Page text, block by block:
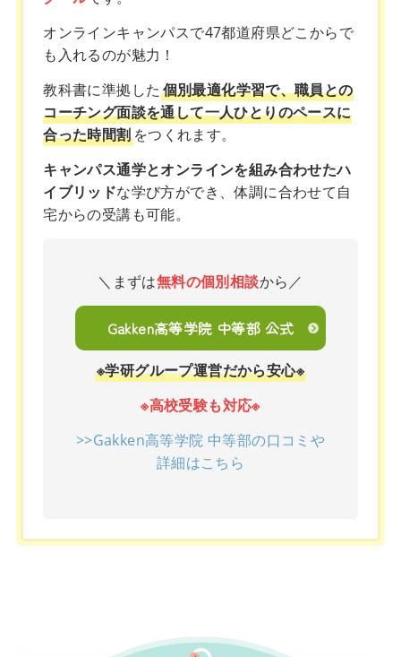
オンラインキャンパスで47都道府県どこからで
も入れるのが魅力！
教科書に準拠した 個別最適化学習で、職員との
コーチング面談を通して一人ひとりのペースに
合った時間割をつくれます。
キャンパス通学とオンラインを組み合わせたハ
イブリッドな学び方ができ、体調に合わせて自
宅からの受講も可能。
＼まずは無料の個別相談から／
Gakken高等学院 中等部 公式
※学研グループ運営だから安心※
※高校受験も対応※
>>Gakken高等学院 中等部の口コミや
詳細はこちら